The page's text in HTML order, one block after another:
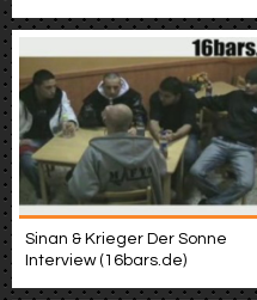
Sinan & Krieger Der Sonne
Interview (16bars.de)